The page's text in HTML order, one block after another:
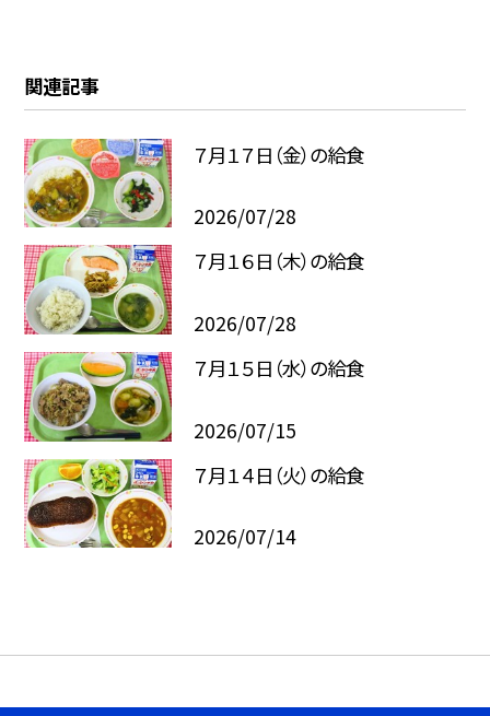
関連記事
７月１７日（金）の給食
2026/07/28
７月１６日（木）の給食
2026/07/28
７月１５日（水）の給食
2026/07/15
７月１４日（火）の給食
2026/07/14